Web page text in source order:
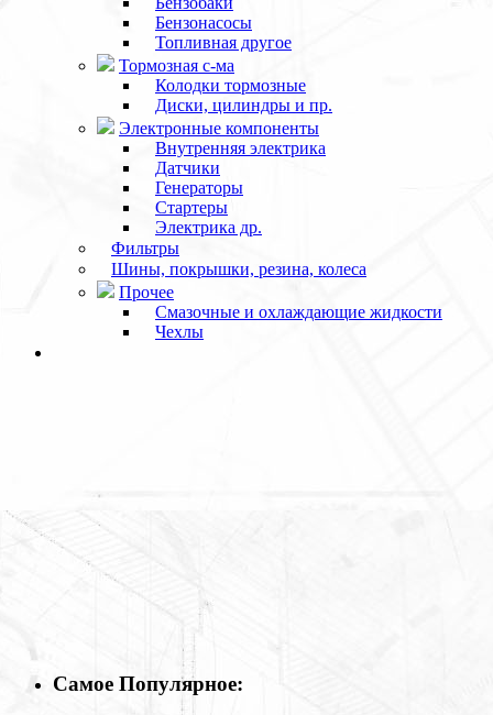
Бензонасосы
Топливная другое
Тормозная с-ма
Колодки тормозные
Диски, цилиндры и пр.
Электронные компоненты
Внутренняя электрика
Датчики
Генераторы
Стартеры
Электрика др.
Фильтры
Шины, покрышки, резина, колеса
Прочее
Смазочные и охлаждающие жидкости
Чехлы
Самое Популярное: